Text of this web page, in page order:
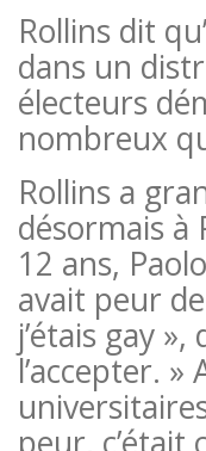
Rollins dit
dans un
électeurs
nombreux
Rollins a
désormais à
12 ans,
avait peur
j’étais gay
l’accepter.
peur, c’était